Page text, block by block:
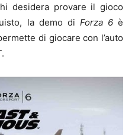
desidera provare il gioco
la demo di Forza 6è
di giocare con l’auto